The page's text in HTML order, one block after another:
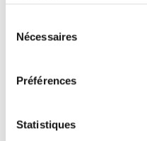
Nécessaires
Préférences
Statistiques
DONNÉES
Flexible de nettoyage